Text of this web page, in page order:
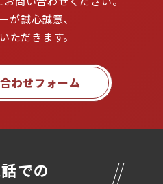
が誠心誠意、
ただきます。
わせフォーム
での